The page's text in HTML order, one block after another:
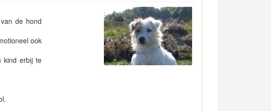
de hond
ook
kind erbij te